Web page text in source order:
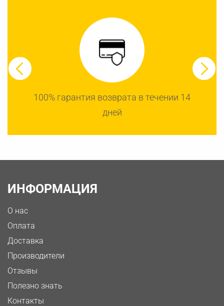
100% гарантия возврата в течении 14
дней
ИНФОРМАЦИЯ
О нас
Оплата
Доставка
Производители
Отзывы
Полезно знать
Контакты